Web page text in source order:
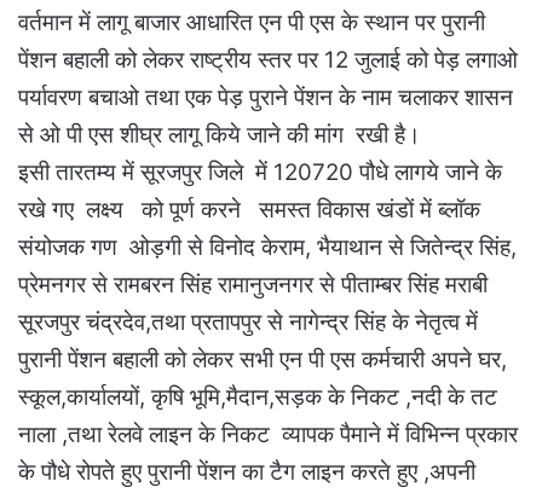
वर्तमान में लागू बाजार आधारित एन पी एस के स्थान पर पुरानी
पेंशन बहाली को लेकर राष्ट्रीय स्तर पर 12 जुलाई को पेड़ लगाओ
पर्यावरण बचाओ तथा एक पेड़ पुराने पेंशन के नाम चलाकर शासन
से ओ पी एस शीघ्र लागू किये जाने की मांग रखी है।
इसी तारतम्य में सूरजपुर जिले में 120720 पौधे लागये जाने के
रखे गए लक्ष्य को पूर्ण करने समस्त विकास खंडों में ब्लॉक
संयोजक गण ओड़गी से विनोद केराम, भैयाथान से जितेन्द्र सिंह,
प्रेमनगर से रामबरन सिंह रामानुजनगर से पीताम्बर सिंह मराबी
सूरजपुर चंद्रदेव,तथा प्रतापपुर से नागेन्द्र सिंह के नेतृत्व में
पुरानी पेंशन बहाली को लेकर सभी एन पी एस कर्मचारी अपने घर,
स्कूल,कार्यालयों, कृषि भूमि,मैदान,सड़क के निकट ,नदी के तट
नाला ,तथा रेलवे लाइन के निकट व्यापक पैमाने में विभिन्न प्रकार
के पौधे रोपते हुए पुरानी पेंशन का टैग लाइन करते हुए ,अपनी